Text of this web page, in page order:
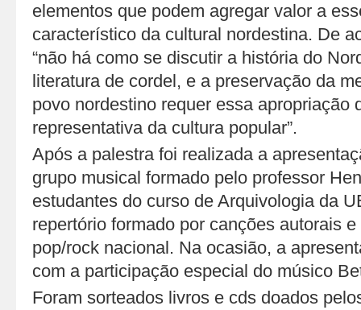
elementos que podem agregar valor a
característico da cultural nordestina. De
“não há como se discutir a história do
literatura de cordel, e a preservação da
povo nordestino requer essa apropriação
representativa da cultura popular”.
Após a palestra foi realizada a
grupo musical formado pelo professor
estudantes do curso de Arquivologia da
repertório formado por canções autorais
pop/rock nacional. Na ocasião, a
com a participação especial do músico
Foram sorteados livros e cds doados